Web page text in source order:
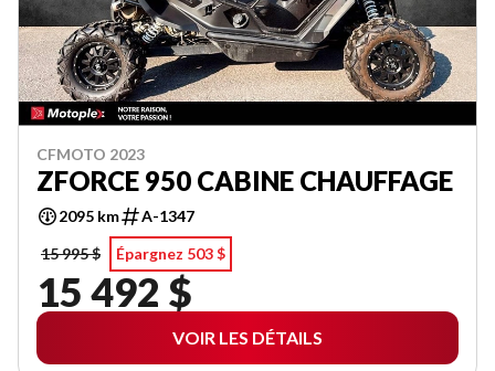
CFMOTO 2023
ZFORCE 950 CABINE CHAUFFAGE
2095 km
A-1347
15 995 $
Épargnez 503 $
15 492 $
VOIR LES DÉTAILS